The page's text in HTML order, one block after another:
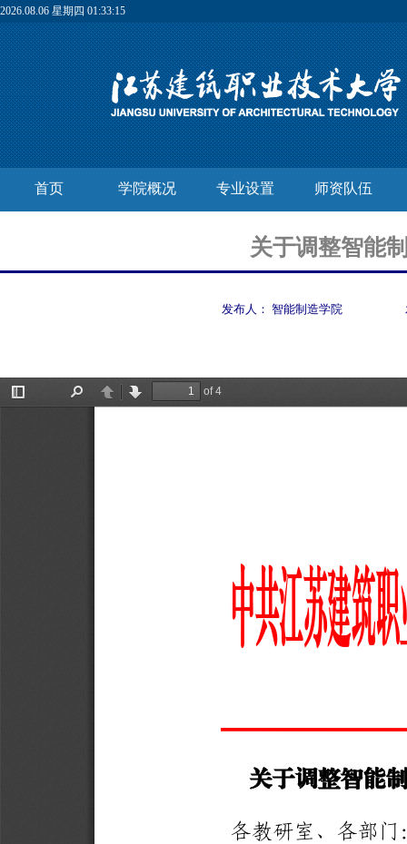
2026.08.06 星期四 01:33:15
首页 学院概况 专业设置 师资队伍
关于调整智能
发布人： 智能制造学院